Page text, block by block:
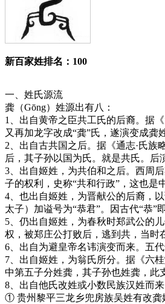
新百家姓排名：100
一、姓氏源流
龚（Gōng）姓源出有八：
1、出自黄帝之臣共工氏的后裔。据
又再加龙字改成“龚”氏，遂演变成龚
2、出自古共国之后。据《通志·氏
后，其子孙以国为氏。就是共氏。后
3、出自姬姓，为共伯和之后。西周
子的权利，史称“共和行政”，这也是
4、也出自姬姓，为晋献公的后裔，
太子）加谥号为“恭君”。因古代“恭”
5、仍出自姬姓，为春秋时郑武公的
权，被郑庄公打败后，逃到共，当时
6、出自为避皇帝名讳演变而来。五
7、出自姬姓，为翁氏所分。据《六
中第五子分姓龚，其子孙也姓龚，此
8、出自他氏改姓或小数民族汉姓而来
① 贵州黎平三龙乡兜房族吴姓有改龚